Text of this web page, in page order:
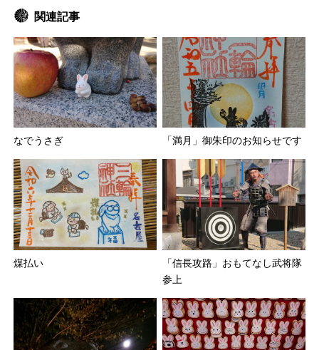
関連記事
なでうさぎ 「満月」御朱印のお知らせです
煤払い
「信長攻路」おもてなし武将隊
参上